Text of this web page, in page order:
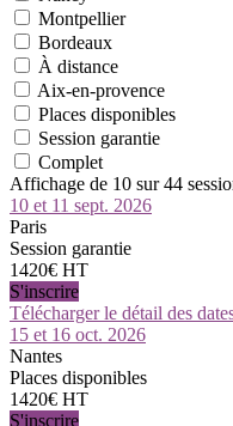
Montpellier
Bordeaux
À distance
Aix-en-provence
Places disponibles
Session garantie
Complet
Affichage de 10 sur 44
10 et 11 sept. 2026
Paris
Session garantie
1420€ HT
S'inscrire
Télécharger le détail des
15 et 16 oct. 2026
Nantes
Places disponibles
1420€ HT
S'inscrire